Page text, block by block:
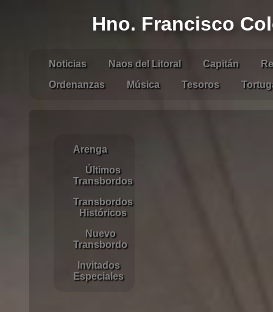
Hno. Francisco
Noticias Naos del Litoral Capitán
Ordenanzas
Música Tesoros
Arenga
Últimos
Transbordos
Transbordos
Históricos
Nuevo
Transbordo
Invitados
Especiales